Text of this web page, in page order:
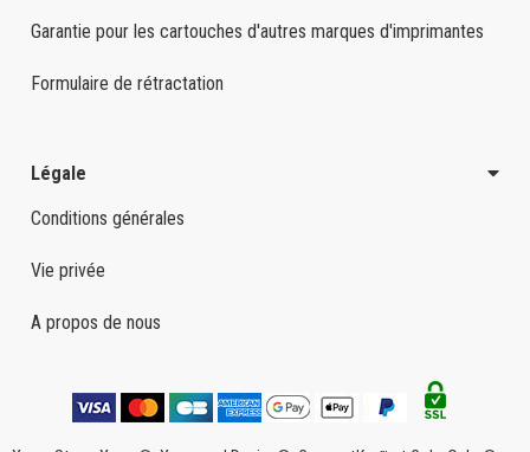
Garantie pour les cartouches d'autres marques d'imprimantes
Formulaire de rétractation
Légale
Conditions générales
Vie privée
A propos de nous